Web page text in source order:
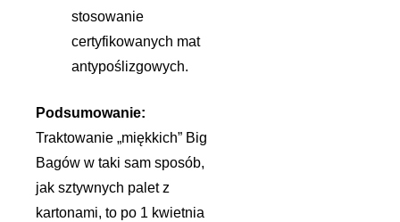
stosowanie
certyfikowanych mat
antypoślizgowych.
Podsumowanie:
Traktowanie „miękkich” Big
Bagów w taki sam sposób,
jak sztywnych palet z
kartonami, to po 1 kwietnia